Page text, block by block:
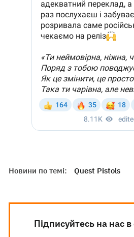
Новини по темі: Quest Pistols
Підписуйтесь на нас